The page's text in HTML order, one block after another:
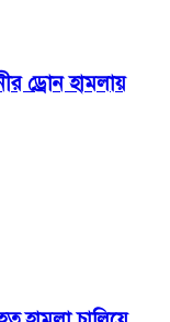
ড্রোন হামলায়